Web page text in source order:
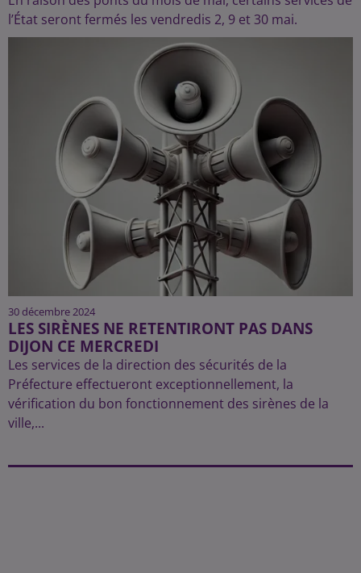
l’État seront fermés les vendredis 2, 9 et 30 mai.
30 décembre 2024
LES SIRÈNES NE RETENTIRONT PAS DANS
DIJON CE MERCREDI
Les services de la direction des sécurités de la
Préfecture effectueront exceptionnellement, la
vérification du bon fonctionnement des sirènes de la
ville,...